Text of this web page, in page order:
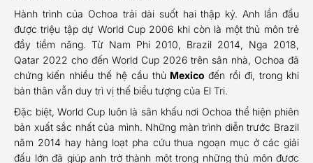
Hành trình của Ochoa trải dài suốt hai thập kỷ. Anh lần đầu
được triệu tập dự World Cup 2006 khi còn là một thủ môn trẻ
đầy tiềm năng. Từ Nam Phi 2010, Brazil 2014, Nga 2018,
Qatar 2022 cho đến World Cup 2026 trên sân nhà, Ochoa đã
chứng kiến nhiều thế hệ cầu thủ Mexicođến rồi đi, trong khi
bản thân vẫn duy trì vị thế biểu tượng của El Tri.
Đặc biệt, World Cup luôn là sân khấu nơi Ochoa thể hiện phiên
bản xuất sắc nhất của mình. Những màn trình diễn trước Brazil
năm 2014 hay hàng loạt pha cứu thua ngoạn mục ở các giải
đấu lớn đã giúp anh trở thành một trong những thủ môn được